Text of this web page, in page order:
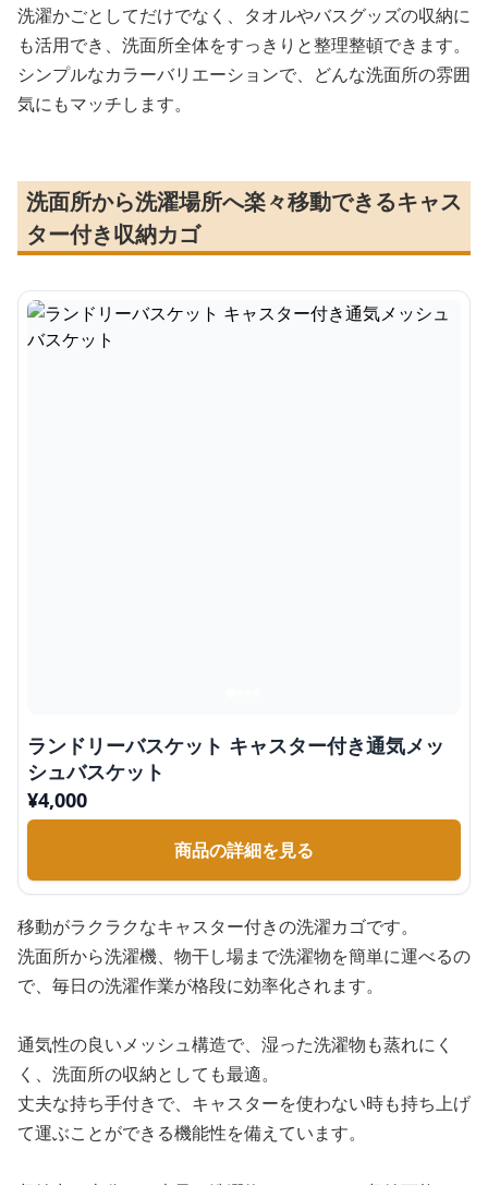
洗濯かごとしてだけでなく、タオルやバスグッズの収納に
も活用でき、洗面所全体をすっきりと整理整頓できます。
シンプルなカラーバリエーションで、どんな洗面所の雰囲
気にもマッチします。
洗面所から洗濯場所へ楽々移動できるキャス
ター付き収納カゴ
ランドリーバスケット キャスター付き通気メッ
シュバスケット
¥4,000
商品の詳細を見る
移動がラクラクなキャスター付きの洗濯カゴです。
洗面所から洗濯機、物干し場まで洗濯物を簡単に運べるの
で、毎日の洗濯作業が格段に効率化されます。
通気性の良いメッシュ構造で、湿った洗濯物も蒸れにく
く、洗面所の収納としても最適。
丈夫な持ち手付きで、キャスターを使わない時も持ち上げ
て運ぶことができる機能性を備えています。